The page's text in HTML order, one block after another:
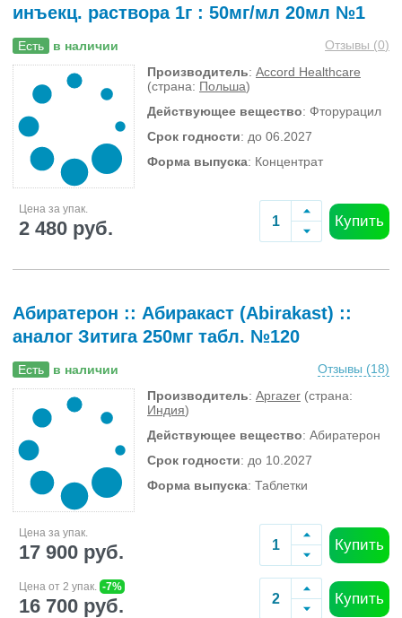
инъекц. раствора 1г : 50мг/мл 20мл №1
Есть в наличии Отзывы (0)
Производитель: Accord Healthcare
(страна: Польша)
Действующее вещество: Фторурацил
Срок годности: до 06.2027
Форма выпуска: Концентрат
Цена за упак.
2 480 руб. Купить
Абиратерон :: Абиракаст (Abirakast) ::
аналог Зитига 250мг табл. №120
Есть в наличии Отзывы (18)
Производитель: Aprazer (страна:
Индия)
Действующее вещество: Абиратерон
Срок годности: до 10.2027
Форма выпуска: Таблетки
Цена за упак.
17 900 руб. Купить
Цена от 2 упак. -7%
16 700 руб. Купить